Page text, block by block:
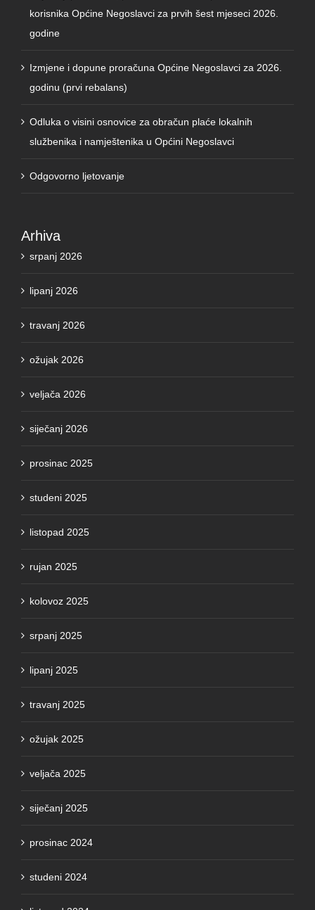
korisnika Općine Negoslavci za prvih šest mjeseci 2026.
godine
Izmjene i dopune proračuna Općine Negoslavci za 2026.
godinu (prvi rebalans)
Odluka o visini osnovice za obračun plaće lokalnih
službenika i namještenika u Općini Negoslavci
Odgovorno ljetovanje
Arhiva
srpanj 2026
lipanj 2026
travanj 2026
ožujak 2026
veljača 2026
siječanj 2026
prosinac 2025
studeni 2025
listopad 2025
rujan 2025
kolovoz 2025
srpanj 2025
lipanj 2025
travanj 2025
ožujak 2025
veljača 2025
siječanj 2025
prosinac 2024
studeni 2024